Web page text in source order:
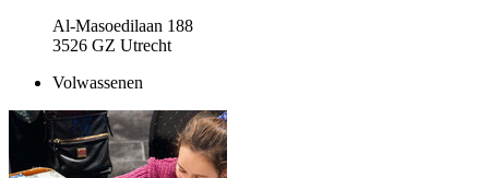
Al-Masoedilaan 188
3526 GZ Utrecht
Volwassenen